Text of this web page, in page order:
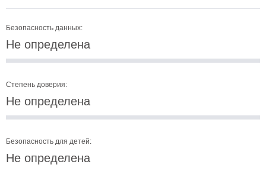
Безопасность данных:
Не определена
Степень доверия:
Не определена
Безопасность для детей:
Не определена